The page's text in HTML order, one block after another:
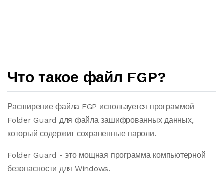
Что такое файл FGP?
Расширение файла FGP используется программой
Folder Guard для файла зашифрованных данных,
который содержит сохраненные пароли.
Folder Guard - это мощная программа компьютерной
безопасности для Windows.